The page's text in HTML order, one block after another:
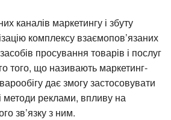
каналів маркетингу і збуту
комплексу взаємопов’язаних
просування товарів і послуг
того, що називають маркетинг-
дає змогу застосовувати
методи реклами, впливу на
зв’язку з ним.